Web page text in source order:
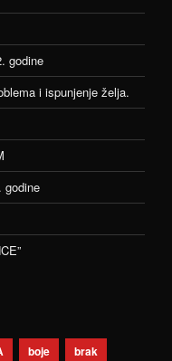
godine
i ispunjenje želja.
godine
boje
brak